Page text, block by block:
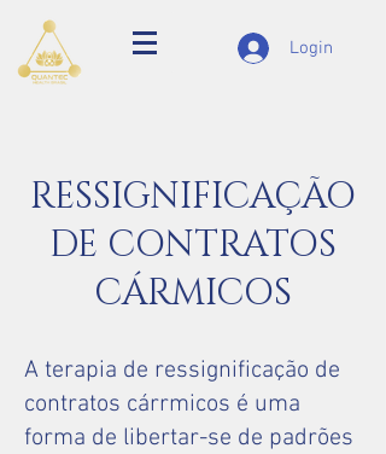
Login
RESSIGNIFICAÇÃO
DE CONTRATOS
CÁRMICOS
A terapia de ressignificação de
contratos cárrmicos é uma
forma de libertar-se de padrões